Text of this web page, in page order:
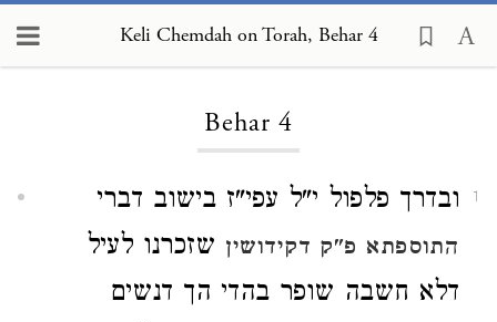
Keli Chemdah on Torah, Behar 4
Behar 4
1 ובדרך פלפול י"ל עפי"ז בישוב דברי
התוספתא פ"ק דקידושין שזכרנו לעיל
דלא חשבה שופר בהדי הך דנשים